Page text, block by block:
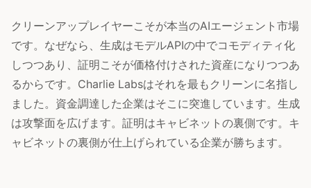
クリーンアップレイヤーこそが本当のAIエージェント市場
です。なぜなら、生成はモデルAPIの中でコモディティ化
しつつあり、証明こそが価格付けされた資産になりつつあ
るからです。Charlie Labsはそれを最もクリーンに名指し
ました。資金調達した企業はそこに突進しています。生成
は攻撃面を広げます。証明はキャビネットの裏側です。キ
ャビネットの裏側が仕上げられている企業が勝ちます。